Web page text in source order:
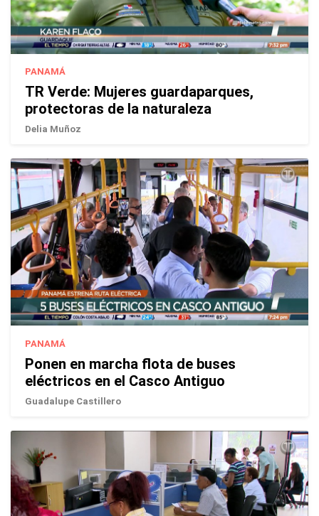
PANAMÁ
TR Verde: Mujeres guardaparques,
protectoras de la naturaleza
Delia Muñoz
PANAMÁ
Ponen en marcha flota de buses
eléctricos en el Casco Antiguo
Guadalupe Castillero